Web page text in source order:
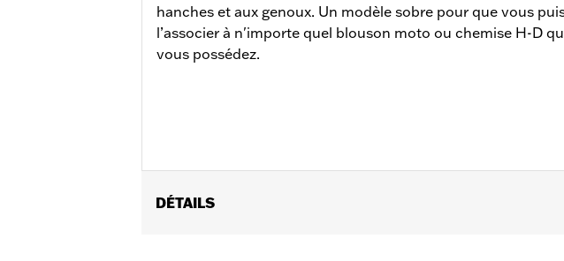
hanches et aux genoux. Un modèle sobre pour que vous
l’associer à n'importe quel blouson moto ou chemise H-D
vous possédez.
DÉTAILS